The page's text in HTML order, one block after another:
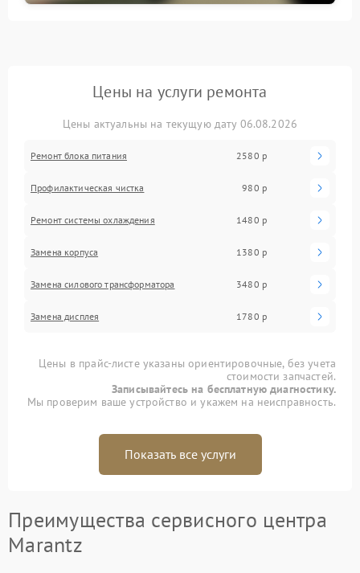
Цены на услуги ремонта
Цены актуальны на текущую дату 06.08.2026
Ремонт блока питания 2580 р
Профилактическая чистка 980 р
Ремонт системы охлаждения 1480 р
Замена корпуса 1380 р
Замена силового трансформатора 3480 р
Замена дисплея 1780 р
Цены в прайс-листе указаны ориентировочные, без учета
стоимости запчастей.
Записывайтесь на бесплатную диагностику.
Мы проверим ваше устройство и укажем на неисправность.
Показать все услуги
Преимущества сервисного центра
Marantz